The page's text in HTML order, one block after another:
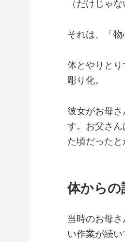
（だけじゃ
それは、「
体とやりと
彫り化。
彼女がお母
す。お父さ
た頃だったと
体からの
当時のお母
い作業が続